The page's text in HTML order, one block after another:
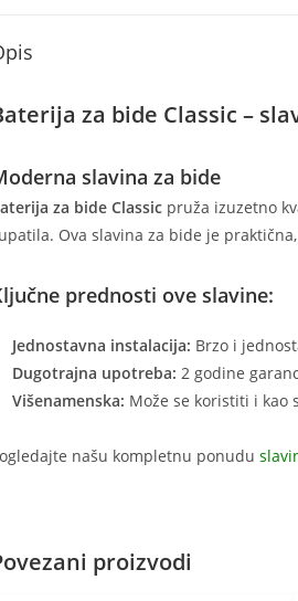
za bide Classic –
slavina za bide
za bide Classic pruža izuzetno
Ova slavina za bide je
prednosti ove slavine:
Jednostavna instalacija: Brzo i
Dugotrajna upotreba: 2 godine
Višenamenska: Može se koristiti i kao
našu kompletnu ponudu
proizvodi